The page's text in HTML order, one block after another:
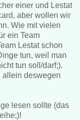
einer und Lestat
aber wollen wir
Wie mit vielen
ein Team
Lestat schon
tun, weil man
tun soll/darf;).
allein deswegen
lesen sollte (das